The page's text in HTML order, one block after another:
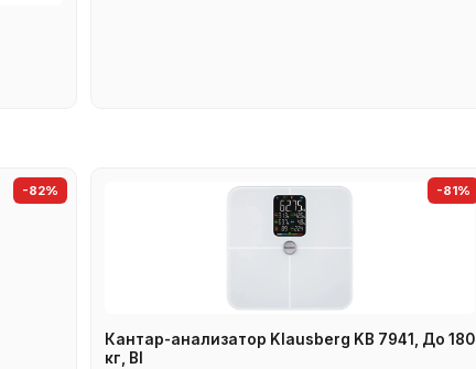
-82% -81%
Кантар-анализатор Klausberg KB 7941, До 180
кг, BI